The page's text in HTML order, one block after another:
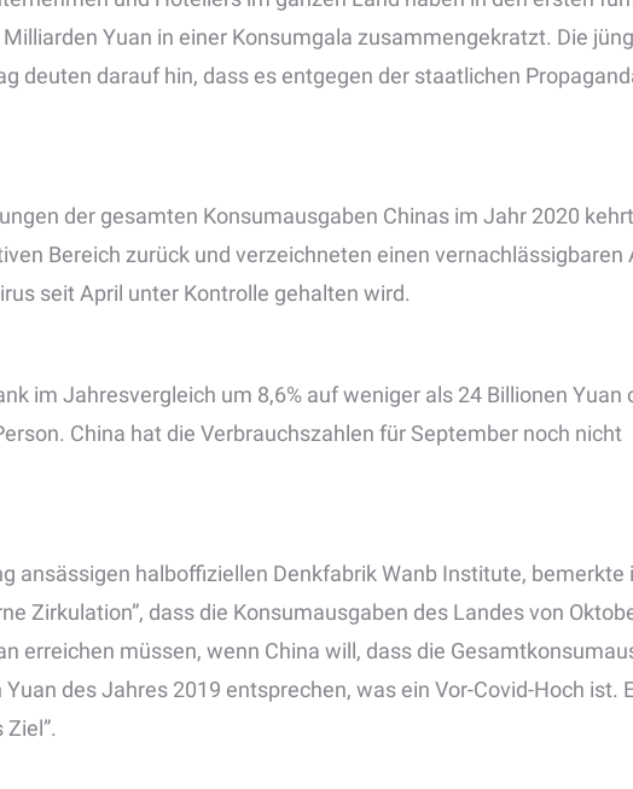
Yuan in einer Konsumgala zusammengekratzt. Die
deuten darauf hin, dass es entgegen der staatlichen
der gesamten Konsumausgaben Chinas im Jahr 2020
Bereich zurück und verzeichneten einen vernachlässigbaren
seit April unter Kontrolle gehalten wird.
im Jahresvergleich um 8,6% auf weniger als 24 Billionen Yuan
China hat die Verbrauchszahlen für September noch nicht
ansässigen halboffiziellen Denkfabrik Wanb Institute, bemerkte
Zirkulation”, dass die Konsumausgaben des Landes von
erreichen müssen, wenn China will, dass die
des Jahres 2019 entsprechen, was ein Vor-Covid-Hoch ist.